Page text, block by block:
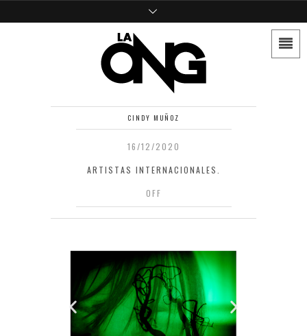
CINDY MUÑOZ
16/12/2020
ARTISTAS INTERNACIONALES.
OFF